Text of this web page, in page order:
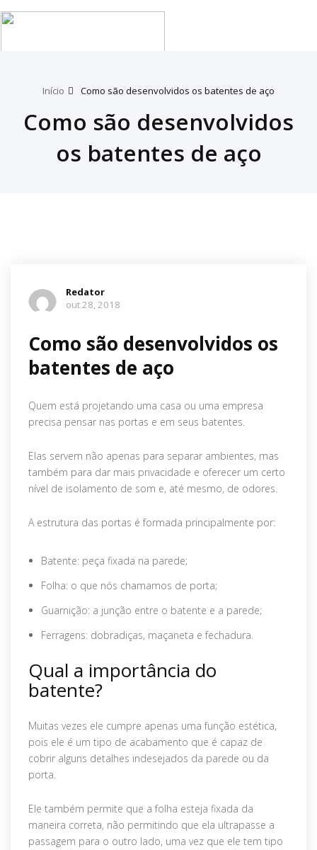
Início Como são desenvolvidos os batentes de aço
Como são desenvolvidos
os batentes de aço
Redator
out 28, 2018
Como são desenvolvidos os
batentes de aço
Quem está projetando uma casa ou uma empresa
precisa pensar nas portas e em seus batentes.
Elas servem não apenas para separar ambientes, mas
também para dar mais privacidade e oferecer um certo
nível de isolamento de som e, até mesmo, de odores.
A estrutura das portas é formada principalmente por:
Batente: peça fixada na parede;
Folha: o que nós chamamos de porta;
Guarnição: a junção entre o batente e a parede;
Ferragens: dobradiças, maçaneta e fechadura.
Qual a importância do
batente?
Muitas vezes ele cumpre apenas uma função estética,
pois ele é um tipo de acabamento que é capaz de
cobrir alguns detalhes indesejados da parede ou da
porta.
Ele também permite que a folha esteja fixada da
maneira correta, não permitindo que ela ultrapasse a
passagem para o outro lado, uma vez que ele tem tipo